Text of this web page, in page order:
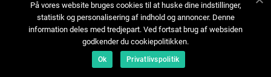
Cookies
Contact
Sitemap
På vores website bruges cookies til at huske dine indstillinger,
statistik og personalisering af indhold og annoncer. Denne
information deles med tredjepart. Ved fortsat brug af websiden
godkender du cookiepolitikken.
Ok Privatlivspolitik